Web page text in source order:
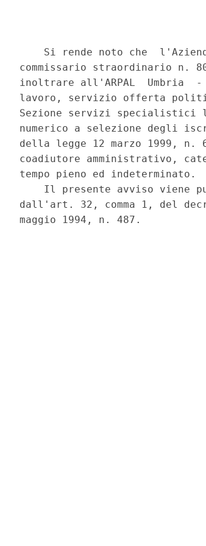
Si rende noto che
commissario straordinario n.
inoltrare all'ARPAL  Umbria
lavoro, servizio offerta
Sezione servizi specialistici
numerico a selezione
della legge 12 marzo 1999,
coadiutore amministrativo,
tempo pieno ed indeterminato.
Il presente avviso viene
dall'art. 32, comma 1, del
maggio 1994, n. 487.